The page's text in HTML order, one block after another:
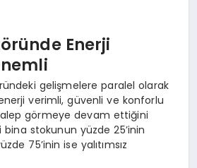
Enerji
gelişmelere paralel olarak
verimli, güvenli ve konforlu
görmeye devam ettiğini
bina stokunun yüzde 25’inin
75’inin ise yalıtımsız